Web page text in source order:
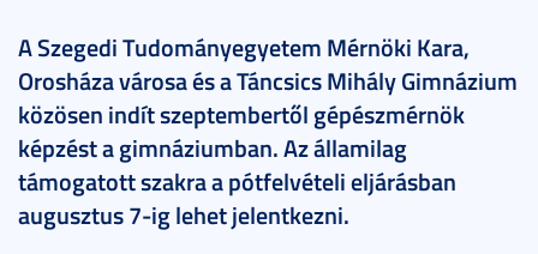
A Szegedi Tudományegyetem Mérnöki Kara,
Orosháza városa és a Táncsics Mihály Gimnázium
közösen indít szeptembertől gépészmérnök
képzést a gimnáziumban. Az államilag
támogatott szakra a pótfelvételi eljárásban
augusztus 7-ig lehet jelentkezni.